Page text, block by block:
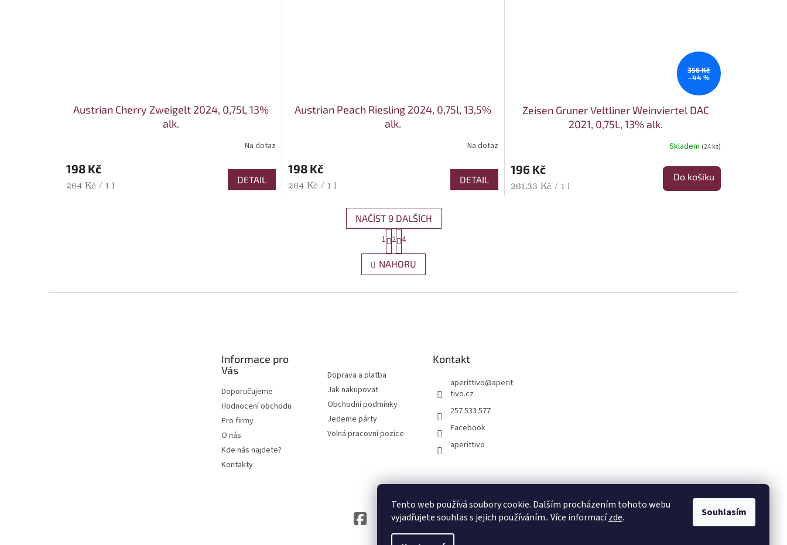
Tento web používá soubory cookie. Dalším procházením tohoto webu
vyjadřujete souhlas s jejich používáním.. Více informacízde. Souhlasím
Austrian Cherry Zweigelt 2024, 0,75l, 13%
alk.
Na dotaz
198 Kč
Měrná cena:
264 Kč / 1 l
DETAIL
Austrian Peach Riesling 2024, 0,75l, 13,5%
alk.
Na dotaz
198 Kč
Měrná cena:
264 Kč / 1 l
DETAIL
356 Kč
–44 %
Zeisen Gruner Veltliner Weinviertel DAC
2021, 0,75L, 13% alk.
Skladem (24 ks)
196 Kč
Měrná cena:
261,33 Kč / 1 l
Do košíku
Ovládací prvky výpisu
NAČÍST 9 DALŠÍCH
1 2 4
NAHORU
Informace pro
Vás
Doporučujeme
Hodnocení obchodu
Pro firmy
O nás
Kde nás najdete?
Kontakty
Doprava a platba
Jak nakupovat
Obchodní podmínky
Jedeme párty
Volná pracovní pozice
Kontakt
aperittivo@aperit
tivo.cz
257 533 577
Facebook
aperittivo